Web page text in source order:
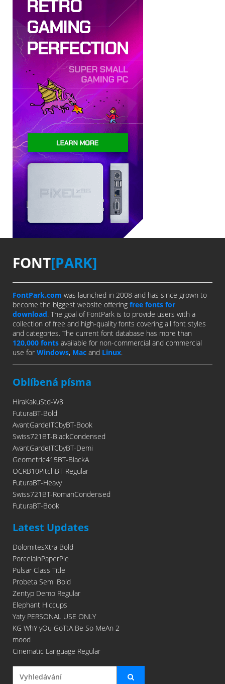
FONT[PARK]
FontPark.com was launched in 2008 and has since grown to
become the biggest website offering free fonts for
download. The goal of FontPark is to provide users with a
collection of free and high-quality fonts covering all font styles
and categories. The current font database has more than
120,000 fonts available for non-commercial and commercial
use for Windows, Mac and Linux.
Oblíbená písma
HiraKakuStd-W8
FuturaBT-Bold
AvantGardeITCbyBT-Book
Swiss721BT-BlackCondensed
AvantGardeITCbyBT-Demi
Geometric415BT-BlackA
OCRB10PitchBT-Regular
FuturaBT-Heavy
Swiss721BT-RomanCondensed
FuturaBT-Book
Latest Updates
DolomitesXtra Bold
PorcelainPaperPie
Pulsar Class Title
Probeta Semi Bold
Zentyp Demo Regular
Elephant Hiccups
Yaty PERSONAL USE ONLY
KG WhY yOu GoTtA Be So MeAn 2
mood
Cinematic Language Regular